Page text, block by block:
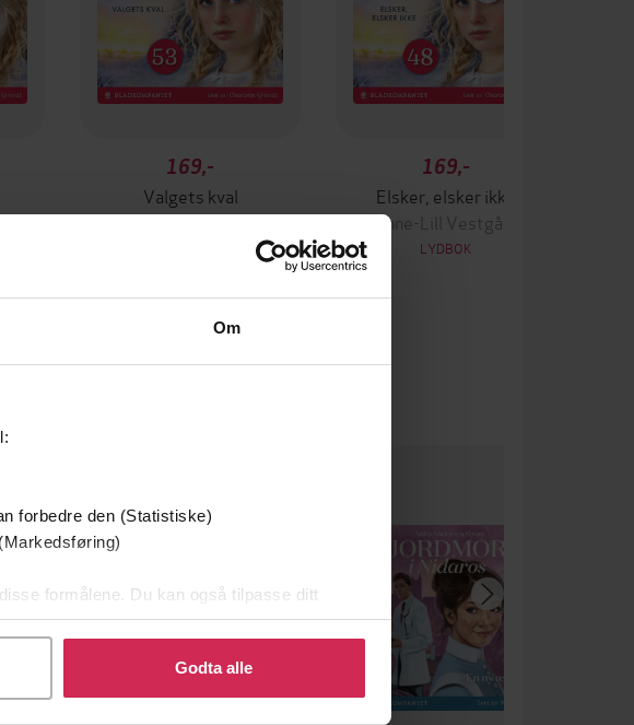
Om
forbedre den (Statistiske)
formålene. Du kan også tilpasse ditt
trekke tilbake eller endre ditt samtykke.
Godta alle
169,-
Valgets kval
Anne-Lill Vestgård
169,-
Elsker, elsker ikke
Anne-Lill Vestgård
LYDBOK